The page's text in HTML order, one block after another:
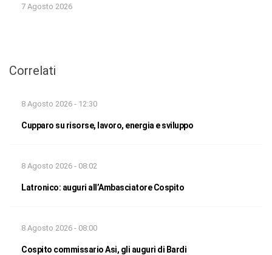
7 Agosto 2026
Correlati
8 Agosto 2026 - 12:30
Cupparo su risorse, lavoro, energia e sviluppo
8 Agosto 2026 - 08:02
Latronico: auguri all’Ambasciatore Cospito
8 Agosto 2026 - 08:00
Cospito commissario Asi, gli auguri di Bardi